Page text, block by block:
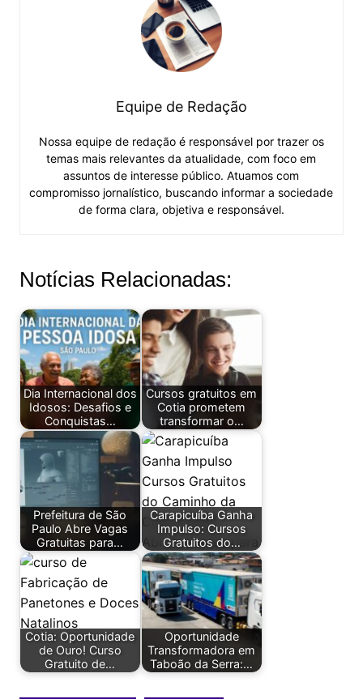
Equipe de Redação
Nossa equipe de redação é responsável por trazer os
temas mais relevantes da atualidade, com foco em
assuntos de interesse público. Atuamos com
compromisso jornalístico, buscando informar a sociedade
de forma clara, objetiva e responsável.
Notícias Relacionadas:
Dia Internacional dos
Idosos: Desafios e
Conquistas…
Cursos gratuitos em
Cotia prometem
transformar o…
Prefeitura de São
Paulo Abre Vagas
Gratuitas para…
Carapicuíba Ganha
Impulso: Cursos
Gratuitos do…
Cotia: Oportunidade
de Ouro! Curso
Gratuito de…
Oportunidade
Transformadora em
Taboão da Serra:…